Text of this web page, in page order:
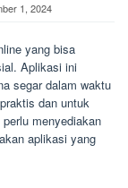
1, 2024
yang bisa
Aplikasi ini
segar dalam waktu
dan untuk
menyediakan
aplikasi yang